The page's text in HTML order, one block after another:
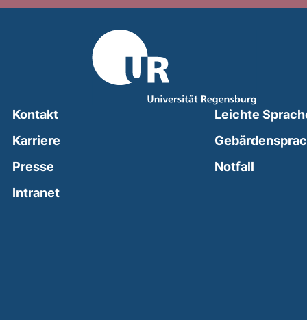
Kontakt
Karriere
Presse
Intranet(external link, opens in a new window)
Leichte
Notfall